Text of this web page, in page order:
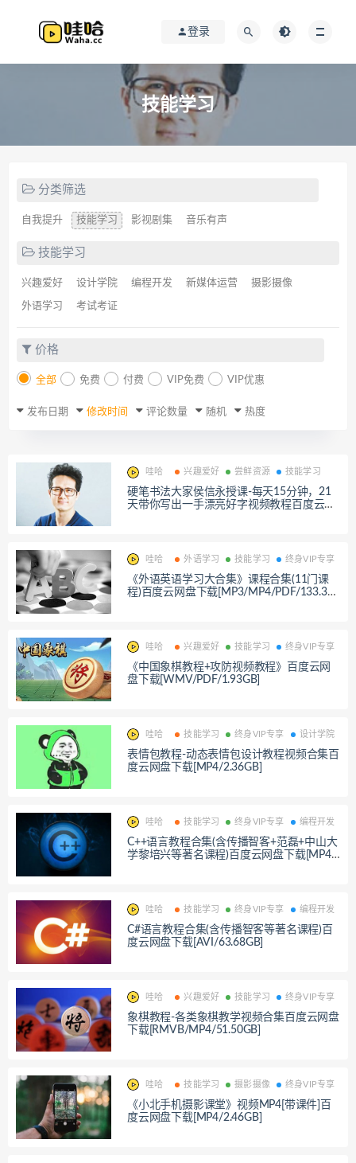
登录
技能学习
分类筛选
自我提升 技能学习 影视剧集 音乐有声
技能学习
兴趣爱好 设计学院 编程开发 新媒体运营 摄影摄像
外语学习 考试考证
价格
全部 免费 付费 VIP免费 VIP优惠
发布日期 修改时间 评论数量 随机 热度
哇哈 兴趣爱好 尝鲜资源 技能学习
硬笔书法大家侯信永授课-每天15分钟，21
天带你写出一手漂亮好字视频教程百度云网
哇哈 外语学习 技能学习 终身VIP专享
《外语英语学习大合集》课程合集(11门课
程)百度云网盘下载[MP3/MP4/PDF/133.31
哇哈 兴趣爱好 技能学习 终身VIP专享
《中国象棋教程+攻防视频教程》百度云网
盘下载[WMV/PDF/1.93GB]
哇哈 技能学习 终身VIP专享 设计学院
表情包教程-动态表情包设计教程视频合集百
度云网盘下载[MP4/2.36GB]
哇哈 技能学习 终身VIP专享 编程开发
C++语言教程合集(含传播智客+范磊+中山大
学黎培兴等著名课程)百度云网盘下载[MP4/
哇哈 技能学习 终身VIP专享 编程开发
C#语言教程合集(含传播智客等著名课程)百
度云网盘下载[AVI/63.68GB]
哇哈 兴趣爱好 技能学习 终身VIP专享
象棋教程-各类象棋教学视频合集百度云网盘
下载[RMVB/MP4/51.50GB]
哇哈 技能学习 摄影摄像 终身VIP专享
《小北手机摄影课堂》视频MP4[带课件]百
度云网盘下载[MP4/2.46GB]